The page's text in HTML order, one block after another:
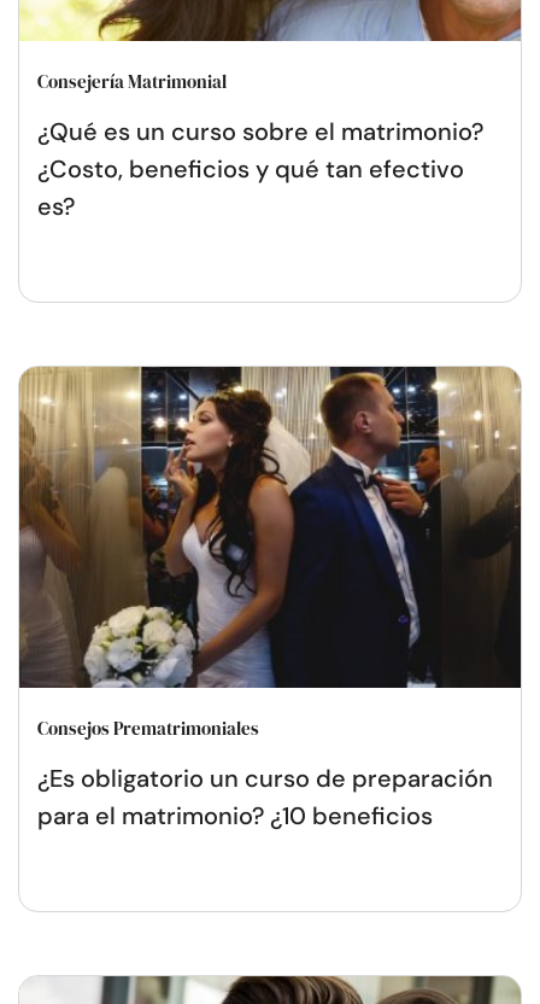
Consejería Matrimonial
¿Qué es un curso sobre el matrimonio?
¿Costo, beneficios y qué tan efectivo
es?
Consejos Prematrimoniales
¿Es obligatorio un curso de preparación
para el matrimonio? ¿10 beneficios